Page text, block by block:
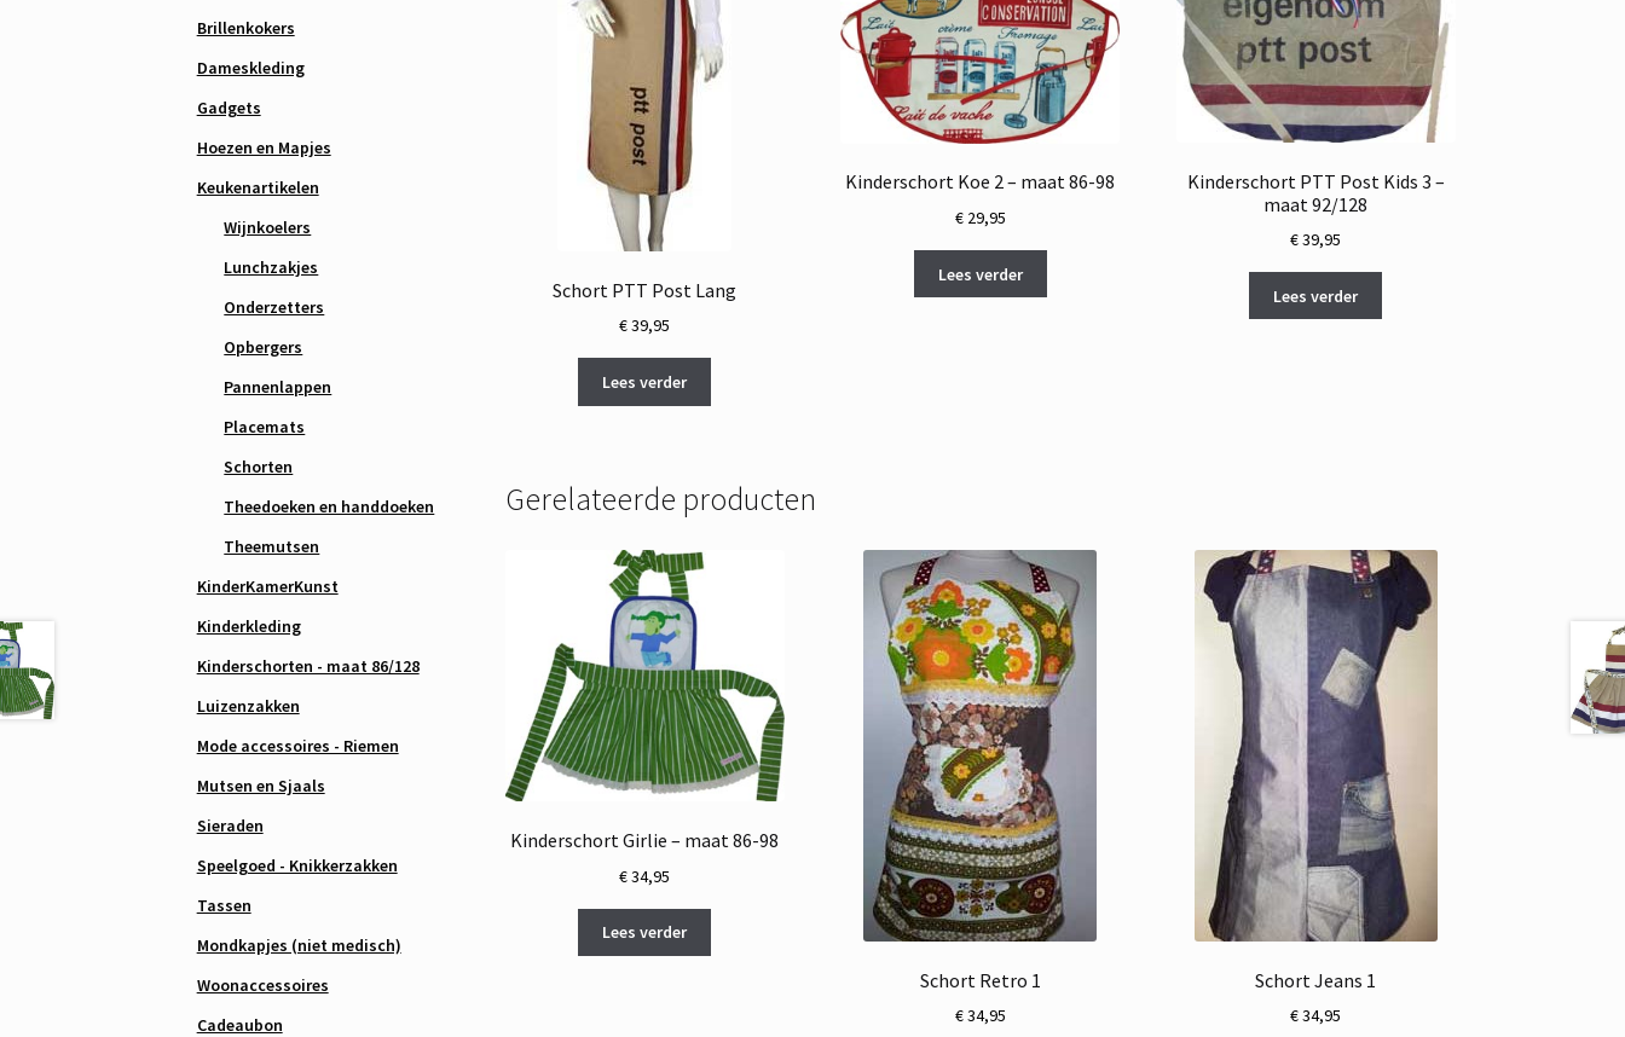
Schort PTT Post Lang
€39,95
Lees verder
Kinderschort Koe 2 – maat 86-98
€29,95
Lees verder
Kinderschort PTT Post Kids 3 –
maat 92/128
€39,95
Lees verder
Gerelateerde producten
Kinderschort Girlie – maat 86-98
€34,95
Lees verder
Schort Retro 1
€34,95
Schort Jeans 1
€34,95
Brillenkokers
Dameskleding
Gadgets
Hoezen en Mapjes
Keukenartikelen
Wijnkoelers
Lunchzakjes
Onderzetters
Opbergers
Pannenlappen
Placemats
Schorten
Theedoeken en handdoeken
Theemutsen
KinderKamerKunst
Kinderkleding
Kinderschorten - maat 86/128
Luizenzakken
Mode accessoires - Riemen
Mutsen en Sjaals
Sieraden
Speelgoed - Knikkerzakken
Tassen
Mondkapjes (niet medisch)
Woonaccessoires
Cadeaubon